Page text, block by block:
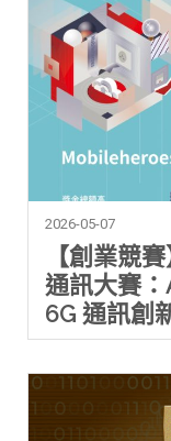
2026-05-07
【創業競
通訊大賽
6G 通訊創